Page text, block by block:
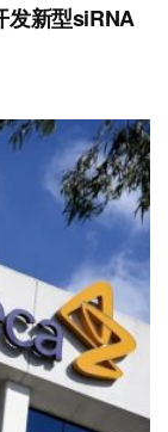
发新型siRNA